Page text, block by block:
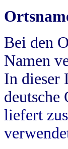
Bei den
Namen
In dieser
deutsche
liefert